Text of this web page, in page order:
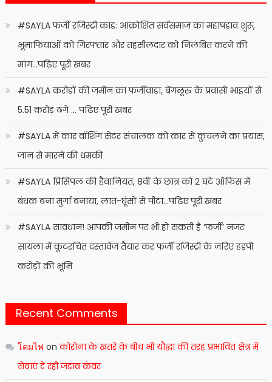
#SAYLA फर्जी रजिस्ट्री कांड: आक्रोशित सर्वसमाज का महापड़ाव शुरू,
भूमाफियाओं को गिरफ्तार और तहसीलदार को निलंबित करने की
मांग…पढ़िए पूरी खबर
#SAYLA करोड़ों की जमीन का फर्जीवाड़ा, बेंगलूरु के प्रवासी भाइयों से
5.51 करोड़ ठगे … पढ़िए पूरी खबर
#SAYLA में कार वॉशिंग सेंटर संचालक को कार से कुचलने का प्रयास,
जान से मारने की धमकी
#SAYLA प्रिंसिपल की हैवानियत, 8वीं के छात्र को 2 घंटे ऑफिस में
बंधक बना मुर्गा बनाया, लात-घूंसों से पीटा…पढ़िए पूरी खबर
#SAYLA सावधान! आपकी जमीन पर भी हो सकती है ‘फर्जी’ नजर:
सायला में कूटरचित दस्तावेज तैयार कर फर्जी रजिस्ट्री के जरिए हड़पी
करोड़ों की भूमि
Recent Comments
โคมไฟ onकोरोना के खतरे के बीच भी यौद्धा की तरह प्रभावित क्षेत्र में
सेवाएं दे रही जड़ाव कंवर